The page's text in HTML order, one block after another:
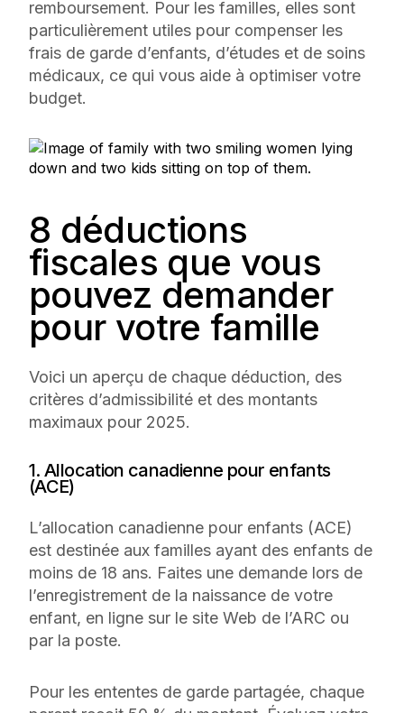
remboursement. Pour les familles, elles sont
particulièrement utiles pour compenser les
frais de garde d’enfants, d’études et de soins
médicaux, ce qui vous aide à optimiser votre
budget.
8 déductions
fiscales que vous
pouvez demander
pour votre famille
Voici un aperçu de chaque déduction, des
critères d’admissibilité et des montants
maximaux pour 2025.
1. Allocation canadienne pour enfants
(ACE)
L’allocation canadienne pour enfants (ACE)
est destinée aux familles ayant des enfants de
moins de 18 ans. Faites une demande lors de
l’enregistrement de la naissance de votre
enfant, en ligne sur le site Web de l’ARC ou
par la poste.
Pour les ententes de garde partagée, chaque